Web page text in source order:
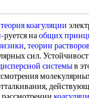
коагуляции
-руется наобщих
,теории растворов
сил.
системыв